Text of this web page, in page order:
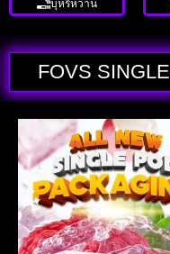
บุหรี่หวาน
FOVS